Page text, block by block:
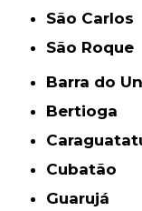
São Carlos
São Roque
Barra do
Bertioga
Cubatão
Guarujá